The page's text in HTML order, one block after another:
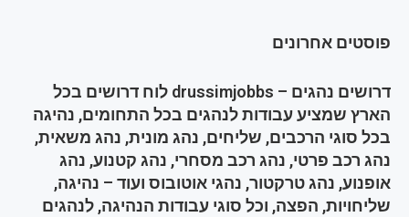
פוסטים אחרונים
דרושים נהגים – drussimjobbs לוח דרושים בכל
הארץ שמציע עבודות לנהגים בכל התחומים, נהיגה
בכל סוגי הרכבים, שליחים, נהג מונית, נהג משאית,
נהג רכב פרטי, נהג רכב מסחרי, נהג קטנוע, נהג
אופנוע, נהג טרקטור, נהגי אוטובוס ועוד – נהיגה,
שליחויות, הפצה, וכל סוגי עבודות הנהיגה, לנהגים